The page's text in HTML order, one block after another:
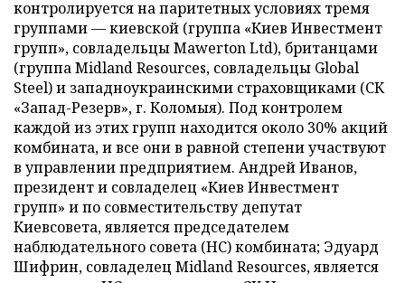
контролируется на паритетных условиях тремя
группами — киевской (группа «Киев Инвестмент
групп», совладельцы Mawerton Ltd), британцами
(группа Midland Resources, совладельцы Global
Steel) и западноукраинскими страховщиками (СК
«Запад-Резерв», г. Коломыя). Под контролем
каждой из этих групп находится около 30% акций
комбината, и все они в равной степени участвуют
в управлении предприятием. Андрей Иванов,
президент и совладелец «Киев Инвестмент
групп» и по совместительству депутат
Киевсовета, является председателем
наблюдательного совета (НС) комбината; Эдуард
Шифрин, совладелец Midland Resources, является